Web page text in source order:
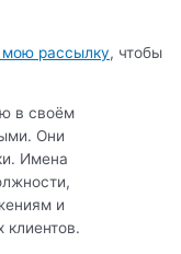
рассылку, чтобы
в своём
Они
Имена
и
клиентов.